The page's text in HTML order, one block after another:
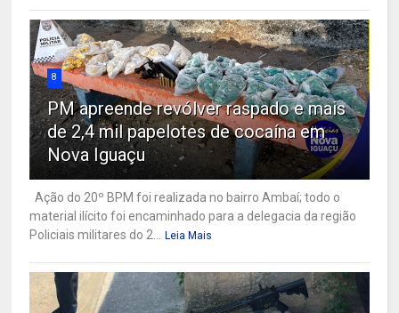
8
PM apreende revólver raspado e mais
de 2,4 mil papelotes de cocaína em
Nova Iguaçu
Ação do 20º BPM foi realizada no bairro Ambaí; todo o
material ilícito foi encaminhado para a delegacia da região
Policiais militares do 2...
Leia Mais